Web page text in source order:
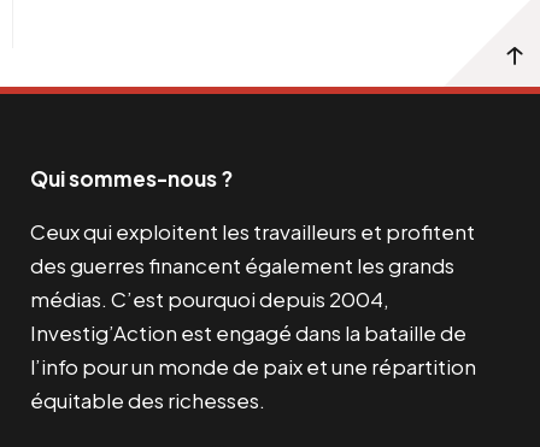
Qui sommes-nous ?
Ceux qui exploitent les travailleurs et profitent
des guerres financent également les grands
médias. C’est pourquoi depuis 2004,
Investig’Action est engagé dans la bataille de
l’info pour un monde de paix et une répartition
équitable des richesses.